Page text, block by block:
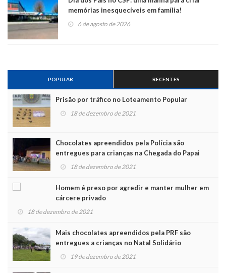
memórias inesquecíveis em família!
6 de agosto de 2026
POPULAR RECENTES
Prisão por tráfico no Loteamento Popular
18 de dezembro de 2021
Chocolates apreendidos pela Polícia são
entregues para crianças na Chegada do Papai
Noel 18 de dezembro de 2021
Homem é preso por agredir e manter mulher em
cárcere privado
18 de dezembro de 2021
Mais chocolates apreendidos pela PRF são
entregues a crianças no Natal Solidário
19 de dezembro de 2021